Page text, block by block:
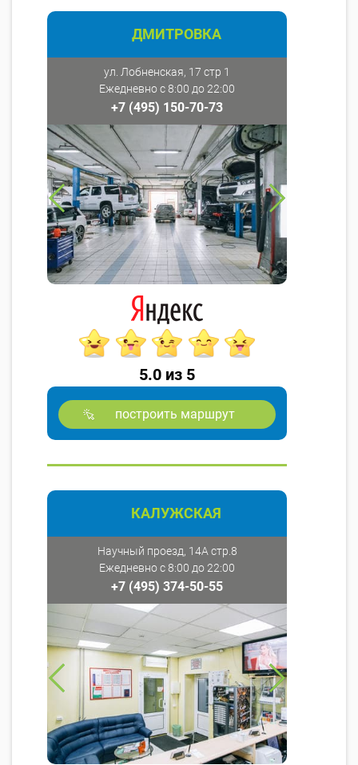
ДМИТРОВКА
ул. Лобненская, 17 стр 1
Ежедневно с 8:00 до 22:00
+7 (495) 150-70-73
5.0 из 5
построить маршрут
КАЛУЖСКАЯ
Научный проезд, 14А стр.8
Ежедневно с 8:00 до 22:00
+7 (495) 374-50-55